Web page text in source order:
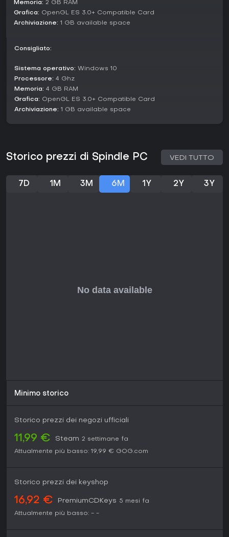
Vale la pena giocarci?
giocatori e un 93% recente su 15 recensioni, Spindle
di completamento breve, spesso sotto le 10 ore, è perfetto
per esperienze concise ma indimenticabili. Se apprezzi
titolo soddisfa appieno. Chi cerca però rigiocabilità estesa
o multiplayer potrebbe trovarlo limitato. Nel complesso, la
Memoria: 2 GB RAM
Grafica: OpenGL ES 3.0+ Compatible Card
Archiviazione: 1 GB available space
Consigliato:
Sistema operativo: Windows 10
Processore: 4 Ghz
Memoria: 4 GB RAM
Grafica: OpenGL ES 3.0+ Compatible Card
Archiviazione: 1 GB available space
Storico prezzi di Spindle PC VEDI TUTTO
7D 1M 3M 6M 1Y 2Y 3Y
Minimo storico
Storico prezzi dei negozi ufficiali
11,99 € Steam 2 settimane fa
Attualmente più basso: 19,99 € GOG.com
Storico prezzi dei keyshop
16,92 € PremiumCDKeys 5 mesi fa
Attualmente più basso: - -